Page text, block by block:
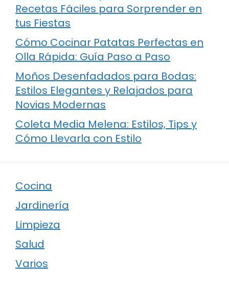
Recetas Fáciles para Sorprender en
tus Fiestas
Cómo Cocinar Patatas Perfectas en
Olla Rápida: Guía Paso a Paso
Moños Desenfadados para Bodas:
Estilos Elegantes y Relajados para
Novias Modernas
Coleta Media Melena: Estilos, Tips y
Cómo Llevarla con Estilo
Cocina
Jardinería
Limpieza
Salud
Varios